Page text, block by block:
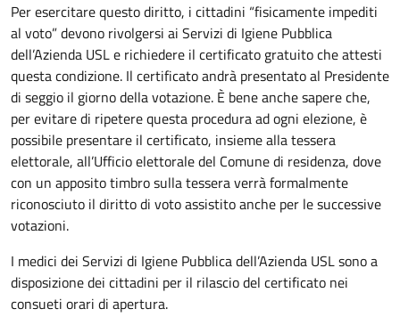
Per esercitare questo diritto, i cittadini “fisicamente impediti
al voto” devono rivolgersi ai Servizi di Igiene Pubblica
dell’Azienda USL e richiedere il certificato gratuito che attesti
questa condizione. Il certificato andrà presentato al Presidente
di seggio il giorno della votazione. È bene anche sapere che,
per evitare di ripetere questa procedura ad ogni elezione, è
possibile presentare il certificato, insieme alla tessera
elettorale, all’Ufficio elettorale del Comune di residenza, dove
con un apposito timbro sulla tessera verrà formalmente
riconosciuto il diritto di voto assistito anche per le successive
votazioni.
I medici dei Servizi di Igiene Pubblica dell’Azienda USL sono a
disposizione dei cittadini per il rilascio del certificato nei
consueti orari di apertura.